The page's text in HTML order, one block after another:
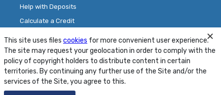
This site uses files cookies for more convenient user experience.
The site may request your geolocation in order to comply with the
policy of copyright holders to distribute content in certain
territories. By continuing any further use of the Site and/or the
services of the Site, you agree to this.
Help with Deposits
Calculate a Credit
Contact Us
© 2001 - 2026 PJSC "MTB Bank"
Site Map Conditions